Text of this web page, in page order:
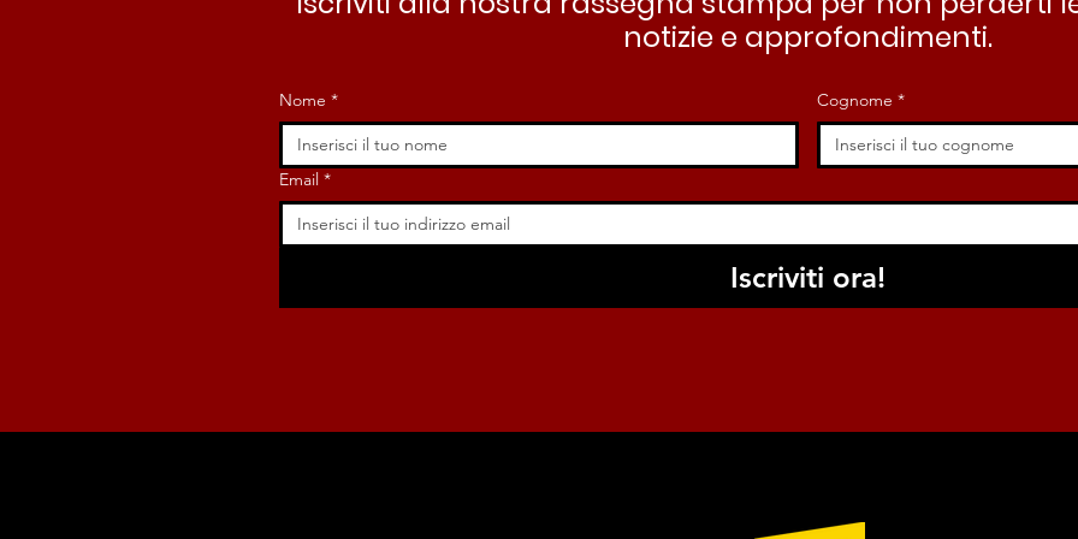
notizie e approfondimenti.
Nome * Cognome *
Email *
Iscriviti ora!